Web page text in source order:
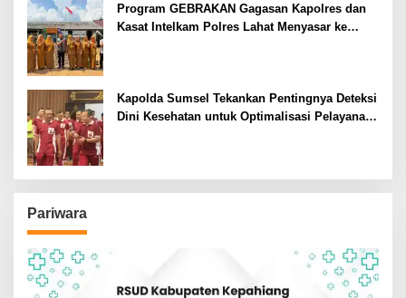
Program GEBRAKAN Gagasan Kapolres dan
Kasat Intelkam Polres Lahat Menyasar ke
Kapolda Sumsel Tekankan Pentingnya Deteksi
Dini Kesehatan untuk Optimalisasi Pelayanan
Pariwara